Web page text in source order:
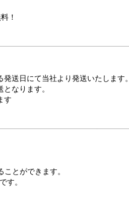
！
送日にて当社より発送いたします。
なります。
す
とができます。
す。